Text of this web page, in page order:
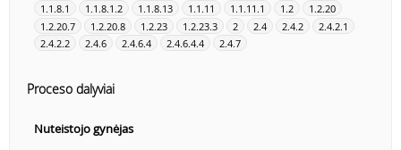
1.1.8.1
1.1.8.1.2 1.1.8.13 1.1.11 1.1.11.1 1.2
1.2.20
1.2.20.7
1.2.20.8 1.2.23 1.2.23.3 2 2.4 2.4.2
2.4.2.1
2.4.2.2
2.4.6 2.4.6.4 2.4.6.4.4 2.4.7
Proceso dalyviai
Nuteistojo gynėjas